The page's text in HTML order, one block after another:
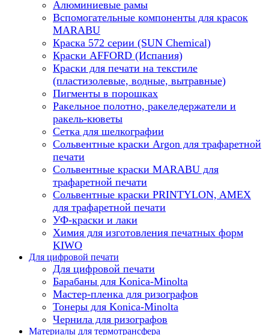
Алюминиевые рамы
Вспомогательные компоненты для красок
MARABU
Краска 572 серии (SUN Chemical)
Краски AFFORD (Испания)
Краски для печати на текстиле
(пластизолевые, водные, вытравные)
Пигменты в порошках
Ракельное полотно, ракеледержатели и
ракель-кюветы
Сетка для шелкографии
Сольвентные краски Argon для трафаретной
печати
Сольвентные краски MARABU для
трафаретной печати
Сольвентные краски PRINTYLON, AMEX
для трафаретной печати
УФ-краски и лаки
Химия для изготовления печатных форм
KIWO
Для цифровой печати
Для цифровой печати
Барабаны для Konica-Minolta
Мастер-пленка для ризографов
Тонеры для Konica-Minolta
Чернила для ризографов
Материалы для термотрансфера